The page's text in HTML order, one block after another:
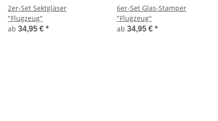
2er-Set Sektgläser
"Flugzeug"
ab 34,95 € *
6er-Set Glas-Stamper
"Flugzeug"
ab 34,95 € *